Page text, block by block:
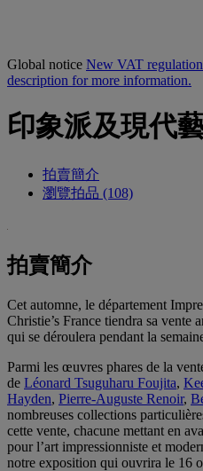
Global notice New VAT
description for more information.
印象派及現代
拍賣簡介
瀏覽拍品 (108)
拍賣簡介
Cet automne, le département
Christie’s France tiendra sa
qui se déroulera pendant la
Parmi les œuvres phares de la
de Léonard Tsuguharu Foujita,
Hayden, Pierre-Auguste Renoir,
nombreuses collections
cette vente, chacune mettant en
pour l’art impressionniste et
notre exposition qui ouvrira le 16